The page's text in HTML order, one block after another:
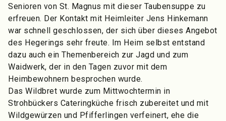
Senioren von St. Magnus mit dieser Taubensuppe zu
erfreuen. Der Kontakt mit Heimleiter Jens Hinkemann
war schnell geschlossen, der sich über dieses Angebot
des Hegerings sehr freute. Im Heim selbst entstand
dazu auch ein Themenbereich zur Jagd und zum
Waidwerk, der in den Tagen zuvor mit dem
Heimbewohnern besprochen wurde.
Das Wildbret wurde zum Mittwochtermin in
Strohbückers Cateringküche frisch zubereitet und mit
Wildgewürzen und Pfifferlingen verfeinert, ehe die